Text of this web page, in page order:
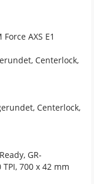
AXS E1
Centerlock,
Centerlock,
GR-
700 x 42 mm